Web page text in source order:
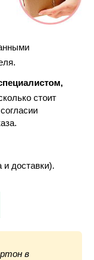
стоит
и доставки).
в